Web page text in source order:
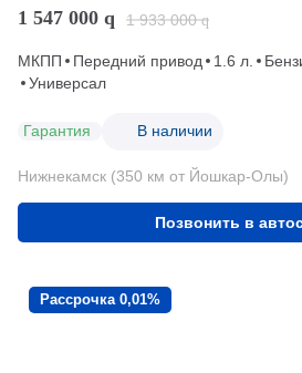
1 547 000 q 1 933 000 q
МКПП Передний привод 1.6 л.
Универсал
Гарантия В наличии
Нижнекамск (350 км от Йошкар-Олы)
Позвонить в
Рассрочка 0,01%